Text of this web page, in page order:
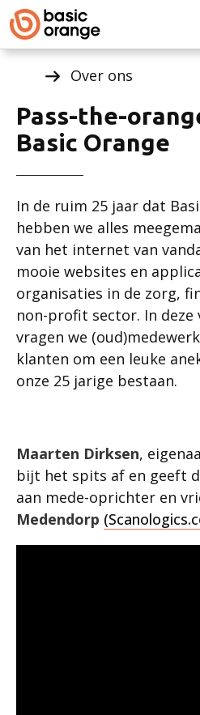
Over ons
Pass-the-
Basic Orange
In de ruim 25 jaar dat
hebben we alles
van het internet van
mooie websites en
organisaties in de zorg,
non-profit sector. In deze
vragen we
klanten om een leuke
onze 25 jarige bestaan.
Maarten Dirksen,
bijt het spits af en geeft
aan mede-oprichter en
Medendorp